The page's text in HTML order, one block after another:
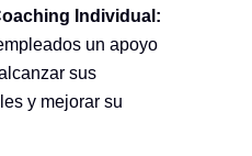
Individual:
un apoyo
sus
y mejorar su